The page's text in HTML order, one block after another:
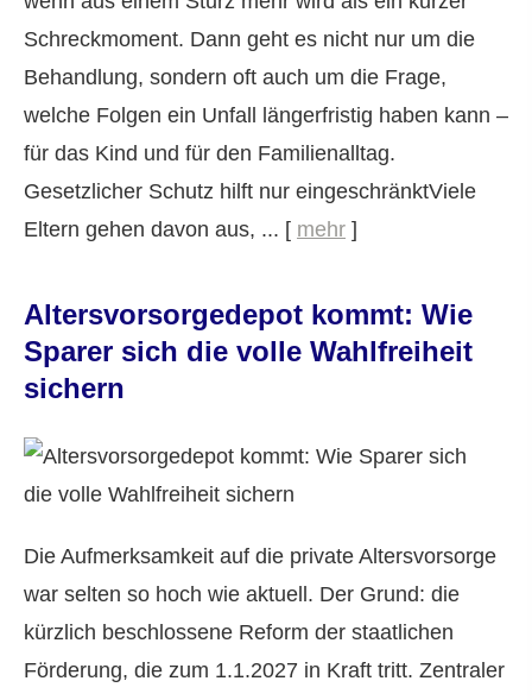
Schreckmoment. Dann geht es nicht nur um die
Behandlung, sondern oft auch um die Frage,
welche Folgen ein Unfall längerfristig haben kann –
für das Kind und für den Familienalltag.
Gesetzlicher Schutz hilft nur eingeschränktViele
Eltern gehen davon aus, ... [ mehr ]
Alters­vorsorge­depot kommt: Wie
Sparer sich die volle Wahlfreiheit
sichern
Die Aufmerksamkeit auf die private Alters­vorsorge
war selten so hoch wie aktuell. Der Grund: die
kürzlich beschlossene Reform der staatlichen
Förderung, die zum 1.1.2027 in Kraft tritt. Zentraler